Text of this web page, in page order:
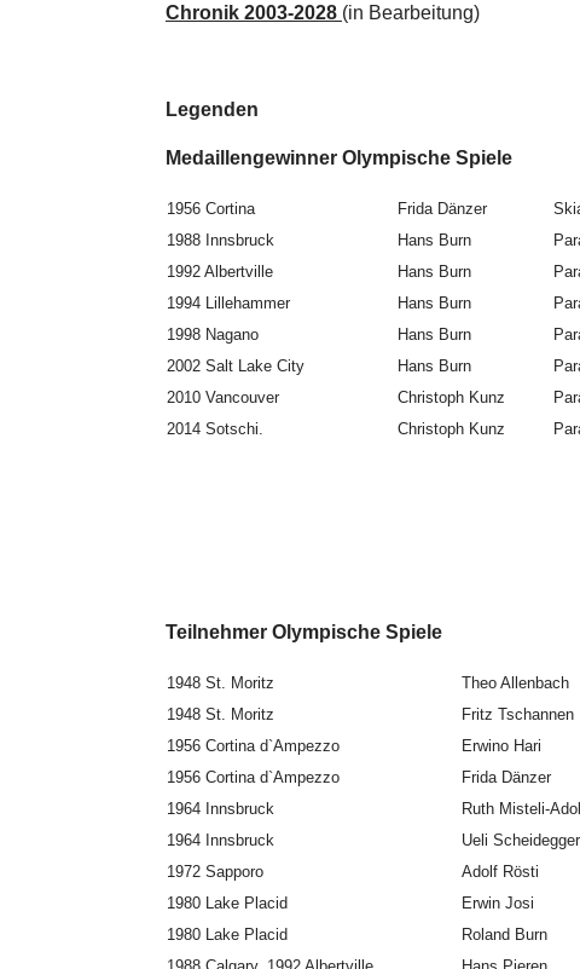
Chronik 2003-2028 (in Bearbeitung)
Legenden
Medaillengewinner
1956 Cortina Frida Dänzer
1988 Innsbruck
Hans Burn
1992 Albertville
Hans Burn
1994 Lillehammer
Hans Burn
1998 Nagano
Hans Burn
2002 Salt Lake City
Hans Burn
2010 Vancouver
Christoph Kunz
2014 Sotschi.
Christoph Kunz
Teilnehmer Olympische
1948 St. Moritz Theo Allenbach
1948 St. Moritz
Fritz Tschannen
1956 Cortina d`Ampezzo
Erwino Hari
1956 Cortina d`Ampezzo
Frida Dänzer
1964 Innsbruck
Ruth Misteli-
1964 Innsbruck
Ueli Scheidegger
1972 Sapporo
Adolf Rösti
1980 Lake Placid
Erwin Josi
1980 Lake Placid
Roland Burn